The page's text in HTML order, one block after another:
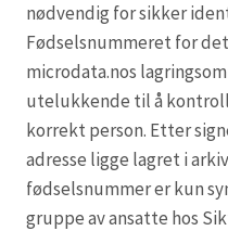
nødvendig for sikker
Fødselsnummeret for
microdata.nos
utelukkende til å
korrekt person. Etter
adresse ligge lagret i
fødselsnummer er kun
gruppe av ansatte hos